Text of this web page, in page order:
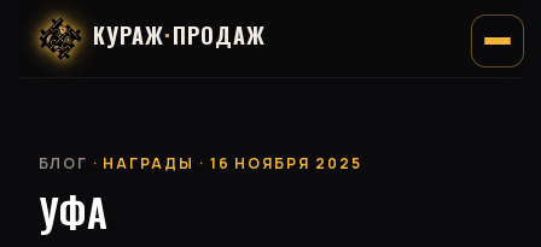
КУРАЖ·ПРОДАЖ
БЛОГ · НАГРАДЫ · 16 НОЯБРЯ 2025
УФА